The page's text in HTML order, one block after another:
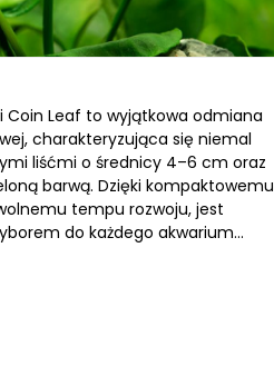
Coin Leaf to wyjątkowa odmiana
charakteryzująca się niemal
liśćmi o średnicy 4–6 cm oraz
barwą. Dzięki kompaktowemu
tempu rozwoju, jest
do każdego akwarium...